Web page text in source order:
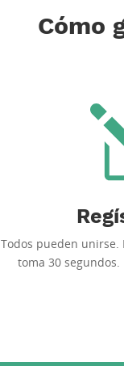
Cómo
Todos pueden unirse.
toma 30 segundos.